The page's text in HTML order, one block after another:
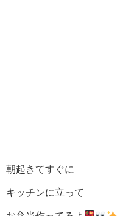
朝起きてすぐに
キッチンに立って